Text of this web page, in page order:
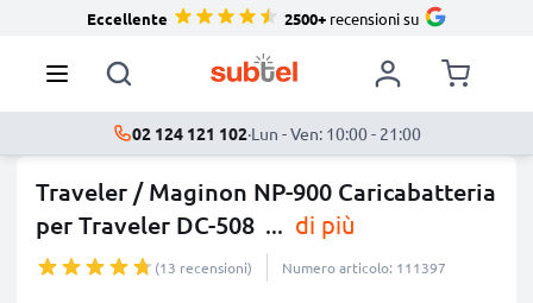
Eccellente 2500+recensioni su
02 124 121 102·Lun - Ven: 10:00 - 21:00
Traveler / Maginon NP-900 Caricabatteria
per Traveler DC-508 ... di più
(13 recensioni) Numero articolo: 111397